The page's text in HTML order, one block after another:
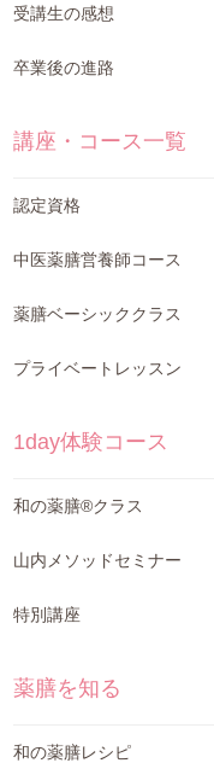
受講生の感想
卒業後の進路
講座・コース一覧
認定資格
中医薬膳営養師コース
薬膳ベーシッククラス
プライベートレッスン
1day体験コース
和の薬膳®クラス
山内メソッドセミナー
特別講座
薬膳を知る
和の薬膳レシピ